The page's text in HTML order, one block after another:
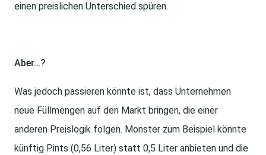
einen preislichen Unterschied spüren.
Aber…?
Was jedoch passieren könnte ist, dass Unternehmen
neue Füllmengen auf den Markt bringen, die einer
anderen Preislogik folgen. Monster zum Beispiel könnte
künftig Pints (0,56 Liter) statt 0,5 Liter anbieten und die